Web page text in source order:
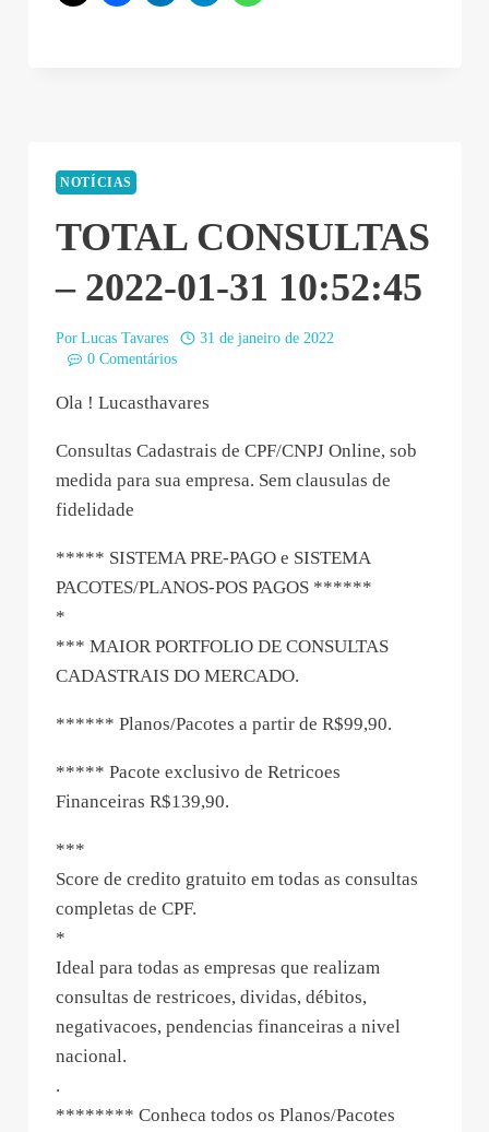
NOTÍCIAS
TOTAL CONSULTAS
– 2022-01-31 10:52:45
Por Lucas Tavares
31 de janeiro de 2022
0 Comentários
Ola ! Lucasthavares
Consultas Cadastrais de CPF/CNPJ Online, sob
medida para sua empresa. Sem clausulas de
fidelidade
***** SISTEMA PRE-PAGO e SISTEMA
PACOTES/PLANOS-POS PAGOS ******
*
*** MAIOR PORTFOLIO DE CONSULTAS
CADASTRAIS DO MERCADO.
****** Planos/Pacotes a partir de R$99,90.
***** Pacote exclusivo de Retricoes
Financeiras R$139,90.
***
Score de credito gratuito em todas as consultas
completas de CPF.
*
Ideal para todas as empresas que realizam
consultas de restricoes, dividas, débitos,
negativacoes, pendencias financeiras a nivel
nacional.
.
******** Conheca todos os Planos/Pacotes